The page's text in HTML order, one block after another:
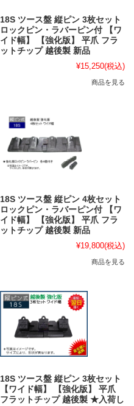
18S ツース盤 縦ピン 3枚セット
ロックピン・ラバーピン付 【ワ
イド幅】 【強化版】 平爪 フラ
ットチップ 越後製 新品
¥15,250(税込)
商品を見る
18S ツース盤 縦ピン 4枚セット
ロックピン・ラバーピン付 【ワ
イド幅】 【強化版】 平爪 フラ
ットチップ 越後製 新品
¥19,800(税込)
商品を見る
18S ツース盤 縦ピン 3枚セット
【ワイド幅】 【強化版】 平爪
フラットチップ 越後製 ★入荷し